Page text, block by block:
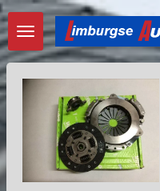
Ga
direct
naar
de
hoofdinhoud